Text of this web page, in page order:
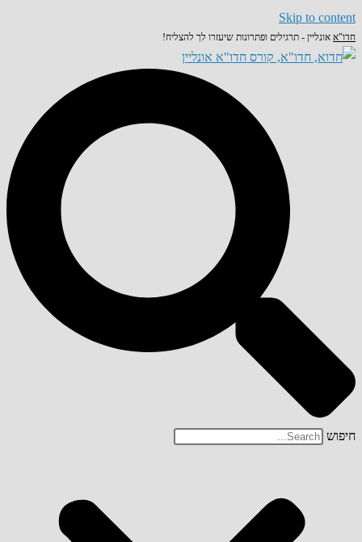
Skip to content
חדו"א אונליין - תרגילים ופתרונות שיעזרו לך להצליח!
חיפוש